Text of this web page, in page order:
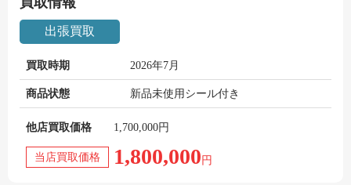
出張買取
買取時期 2026年7月
商品状態 新品未使用シール付き
他店買取価格 1,700,000円
当店買取価格 1,800,000 円